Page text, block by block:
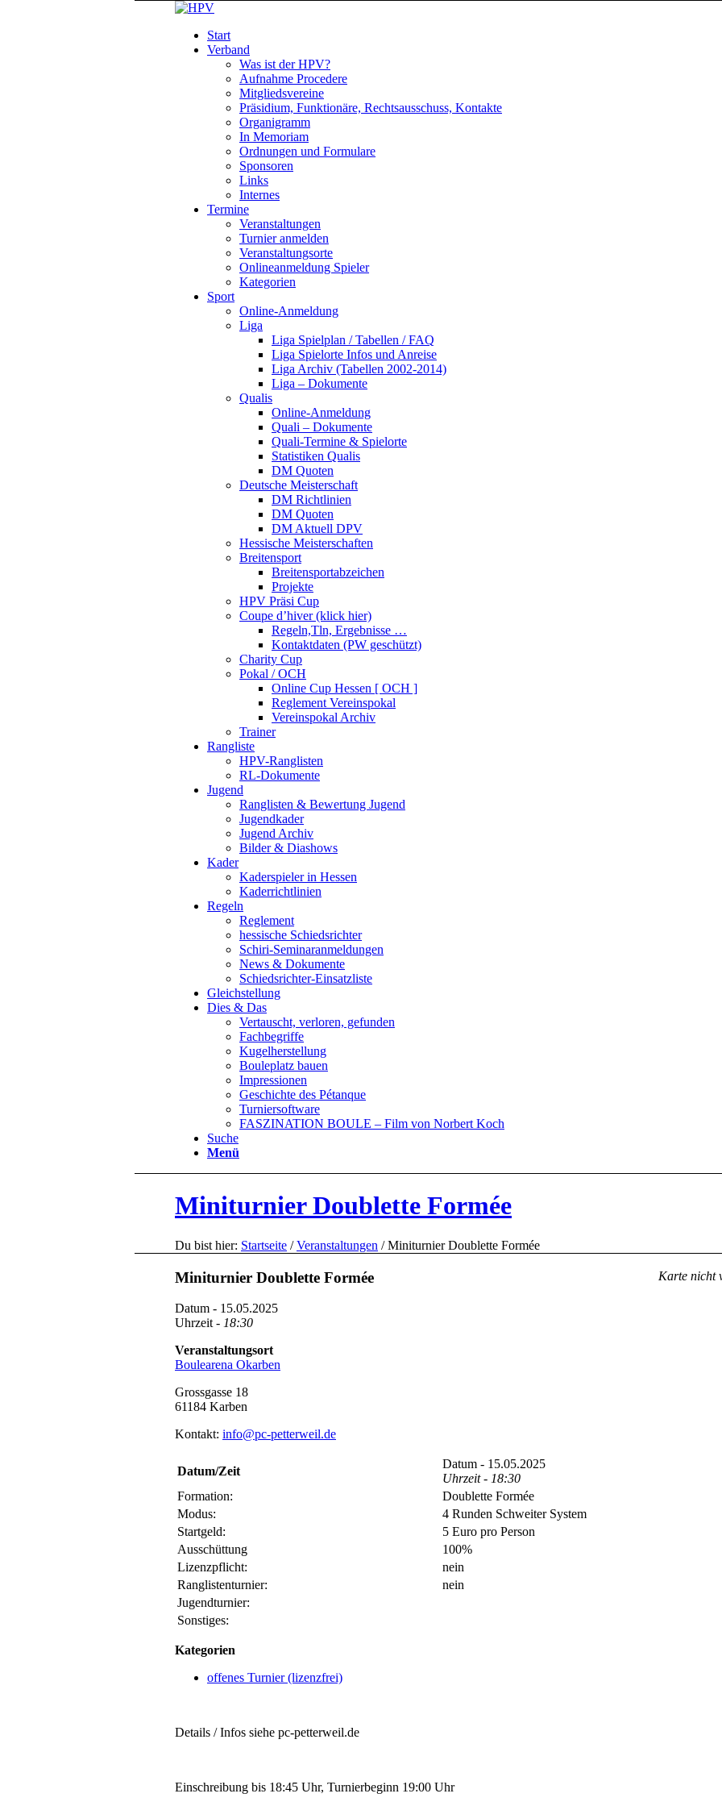
Start
Verband
Was ist der HPV?
Aufnahme Procedere
Mitgliedsvereine
Präsidium, Funktionäre, Rechtsausschuss, Kontakte
Organigramm
In Memoriam
Ordnungen und Formulare
Sponsoren
Links
Internes
Termine
Veranstaltungen
Turnier anmelden
Veranstaltungsorte
Onlineanmeldung Spieler
Kategorien
Sport
Online-Anmeldung
Liga
Liga Spielplan / Tabellen / FAQ
Liga Spielorte Infos und Anreise
Liga Archiv (Tabellen 2002-2014)
Liga – Dokumente
Qualis
Online-Anmeldung
Quali – Dokumente
Quali-Termine & Spielorte
Statistiken Qualis
DM Quoten
Deutsche Meisterschaft
DM Richtlinien
DM Quoten
DM Aktuell DPV
Hessische Meisterschaften
Breitensport
Breitensportabzeichen
Projekte
HPV Präsi Cup
Coupe d’hiver (klick hier)
Regeln,Tln, Ergebnisse …
Kontaktdaten (PW geschützt)
Charity Cup
Pokal / OCH
Online Cup Hessen [ OCH ]
Reglement Vereinspokal
Vereinspokal Archiv
Trainer
Rangliste
HPV-Ranglisten
RL-Dokumente
Jugend
Ranglisten & Bewertung Jugend
Jugendkader
Jugend Archiv
Bilder & Diashows
Kader
Kaderspieler in Hessen
Kaderrichtlinien
Regeln
Reglement
hessische Schiedsrichter
Schiri-Seminaranmeldungen
News & Dokumente
Schiedsrichter-Einsatzliste
Gleichstellung
Dies & Das
Vertauscht, verloren, gefunden
Fachbegriffe
Kugelherstellung
Bouleplatz bauen
Impressionen
Geschichte des Pétanque
Turniersoftware
FASZINATION BOULE – Film von Norbert Koch
Suche
Menü
Miniturnier Doublette Formée
Du bist hier: Startseite / Veranstaltungen / Miniturnier Doublette Formée
Karte nicht
Miniturnier Doublette Formée
Datum - 15.05.2025
Uhrzeit - 18:30
Veranstaltungsort
Boulearena Okarben
Grossgasse 18
61184 Karben
Kontakt: info@pc-petterweil.de
Datum/Zeit
Datum - 15.05.2025
Uhrzeit - 18:30
Formation:
Doublette Formée
Modus:
4 Runden Schweiter System
Startgeld:
5 Euro pro Person
Ausschüttung
100%
Lizenzpflicht:
nein
Ranglistenturnier:
nein
Jugendturnier:
Sonstiges:
Kategorien
offenes Turnier (lizenzfrei)
Details / Infos siehe pc-petterweil.de
Einschreibung bis 18:45 Uhr, Turnierbeginn 19:00 Uhr